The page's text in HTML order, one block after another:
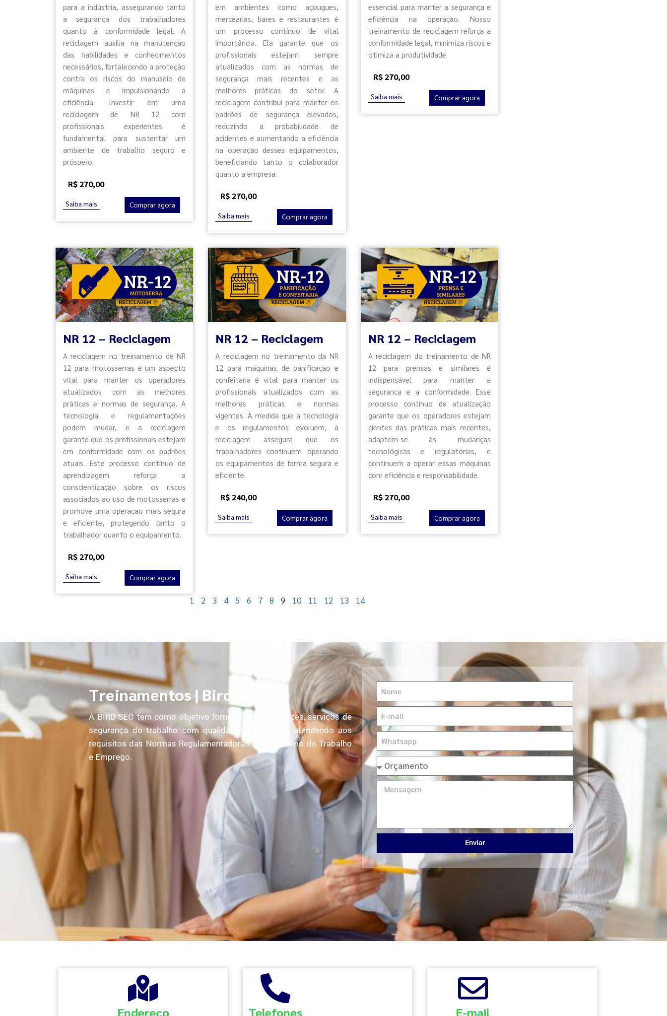
para a indústria, assegurando tanto
a segurança dos trabalhadores
quanto à conformidade legal. A
reciclagem auxilia na manutenção
das habilidades e conhecimentos
necessários, fortalecendo a proteção
contra os riscos do manuseio de
máquinas e impulsionando a
eficiência. Investir em uma
reciclagem de NR 12 com
profissionais experientes é
fundamental para sustentar um
ambiente de trabalho seguro e
próspero.
R$ 270,00
Saiba mais Comprar agora
em ambientes como açougues,
mercearias, bares e restaurantes é
um processo contínuo de vital
importância. Ela garante que os
profissionais estejam sempre
atualizados com as normas de
segurança mais recentes e as
melhores práticas do setor. A
reciclagem contribui para manter os
padrões de segurança elevados,
reduzindo a probabilidade de
acidentes e aumentando a eficiência
na operação desses equipamentos,
beneficiando tanto o colaborador
quanto a empresa.
R$ 270,00
Saiba mais Comprar agora
essencial para manter a segurança e
eficiência na operação. Nosso
treinamento de reciclagem reforça a
conformidade legal, minimiza riscos e
otimiza a produtividade.
R$ 270,00
Saiba mais Comprar agora
NR 12 – Reciclagem
A reciclagem no treinamento de NR
12 para motosserras é um aspecto
vital para manter os operadores
atualizados com as melhores
práticas e normas de segurança. A
tecnologia e regulamentações
podem mudar, e a reciclagem
garante que os profissionais estejam
em conformidade com os padrões
atuais. Este processo contínuo de
aprendizagem reforça a
conscientização sobre os riscos
associados ao uso de motosserras e
promove uma operação mais segura
e eficiente, protegendo tanto o
trabalhador quanto o equipamento.
R$ 270,00
Saiba mais Comprar agora
NR 12 – Reciclagem
A reciclagem no treinamento da NR
12 para máquinas de panificação e
confeitaria é vital para manter os
profissionais atualizados com as
melhores práticas e normas
vigentes. À medida que a tecnologia
e os regulamentos evoluem, a
reciclagem assegura que os
trabalhadores continuem operando
os equipamentos de forma segura e
eficiente.
R$ 240,00
Saiba mais Comprar agora
NR 12 – Reciclagem
A reciclagem do treinamento de NR
12 para prensas e similares é
indispensável para manter a
seguranca e a conformidade. Esse
processo contínuo de atualização
garante que os operadores estejam
cientes das práticas mais recentes,
adaptem-se às mudanças
tecnológicas e regulatórias, e
continuem a operar essas máquinas
com eficiência e responsabilidade.
R$ 270,00
Saiba mais Comprar agora
1 2 3 4 5 6 7 8 9 10 11 12 13 14
Treinamentos | Bird Seg
A BIRD SEG tem como objetivo fornecer à seus clientes, serviços de
segurança do trabalho com qualidade e eficiência, atendendo aos
requisitos das Normas Regulamentadoras, do Ministério do Trabalho
e Emprego.
Enviar
Endereço Telefones E-mail